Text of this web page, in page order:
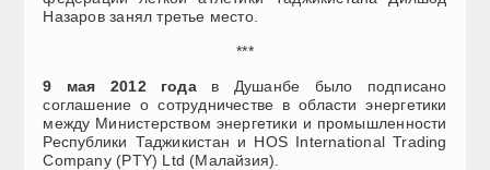
Назаров занял третье место.
***
9 мая 2012 годав Душанбе было подписано
соглашение о сотрудничестве в области энергетики
между Министерством энергетики и промышленности
Республики Таджикистан и HOS International Trading
Company (PTY) Ltd (Малайзия).